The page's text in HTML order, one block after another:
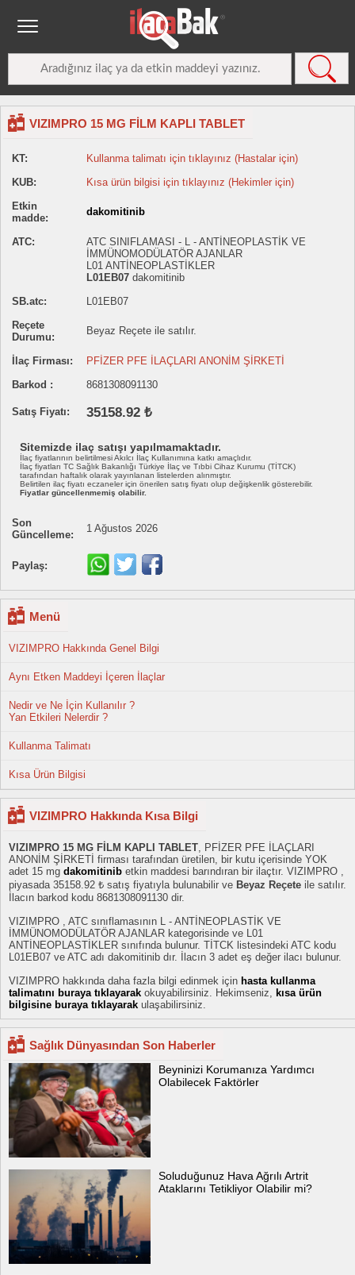
VIZIMPRO 15 MG FİLM KAPLI TABLET
KT:
Kullanma talimatı için tıklayınız (Hastalar için)
KUB:
Kısa ürün bilgisi için tıklayınız (Hekimler için)
Etkin
madde:
dakomitinib
ATC:
ATC SINIFLAMASI - L - ANTİNEOPLASTİK VE
İMMÜNOMODÜLATÖR AJANLAR
L01 ANTİNEOPLASTİKLER
L01EB07 dakomitinib
SB.atc:
L01EB07
Reçete
Durumu:
Beyaz Reçete ile satılır.
İlaç Firması:
PFİZER PFE İLAÇLARI ANONİM ŞİRKETİ
Barkod :
8681308091130
Satış Fiyatı: 35158.92 ₺
Sitemizde ilaç satışı yapılmamaktadır.
İlaç fiyatlarının belirtilmesi Akılcı İlaç Kullanımına katkı amaçlıdır.
İlaç fiyatları TC Sağlık Bakanlığı Türkiye İlaç ve Tıbbi Cihaz Kurumu (TİTCK)
tarafından haftalık olarak yayınlanan listelerden alınmıştır.
Belirtilen ilaç fiyatı eczaneler için önerilen satış fiyatı olup değişkenlik gösterebilir.
Fiyatlar güncellenmemiş olabilir.
Son
Güncelleme:
1 Ağustos 2026
Paylaş:
Menü
VIZIMPRO Hakkında Genel Bilgi
Aynı Etken Maddeyi İçeren İlaçlar
Nedir ve Ne İçin Kullanılır ?
Yan Etkileri Nelerdir ?
Kullanma Talimatı
Kısa Ürün Bilgisi
VIZIMPRO Hakkında Kısa Bilgi
VIZIMPRO 15 MG FİLM KAPLI TABLET, PFİZER PFE İLAÇLARI
ANONİM ŞİRKETİ firması tarafından üretilen, bir kutu içerisinde YOK
adet 15 mg dakomitinib etkin maddesi barındıran bir ilaçtır. VIZIMPRO ,
piyasada 35158.92 ₺ satış fiyatıyla bulunabilir ve Beyaz Reçete ile satılır.
İlacın barkod kodu 8681308091130 dir.
VIZIMPRO , ATC sınıflamasının L - ANTİNEOPLASTİK VE
İMMÜNOMODÜLATÖR AJANLAR kategorisinde ve L01
ANTİNEOPLASTİKLER sınıfında bulunur. TİTCK listesindeki ATC kodu
L01EB07 ve ATC adı dakomitinib dır. İlacın 3 adet eş değer ilacı bulunur.
VIZIMPRO hakkında daha fazla bilgi edinmek için hasta kullanma
talimatını buraya tıklayarak okuyabilirsiniz. Hekimseniz, kısa ürün
bilgisine buraya tıklayarak ulaşabilirsiniz.
Sağlık Dünyasından Son Haberler
Beyninizi Korumanıza Yardımcı
Olabilecek Faktörler
Soluduğunuz Hava Ağrılı Artrit
Ataklarını Tetikliyor Olabilir mi?